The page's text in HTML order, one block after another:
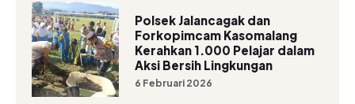
Polsek Jalancagak dan
Forkopimcam Kasomalang
Kerahkan 1.000 Pelajar dalam
Aksi Bersih Lingkungan
6 Februari 2026